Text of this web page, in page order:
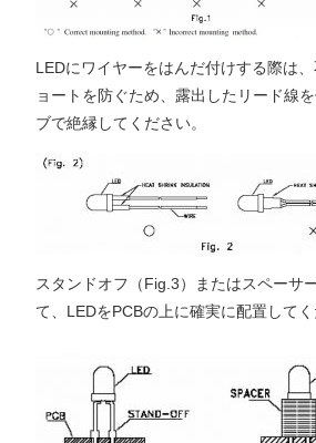
LEDにワイヤーをはんだ付けする際は
ョートを防ぐため、露出したリード線
ブで絶縁してください。
スタンドオフ（Fig.3）またはスペーサ
て、LEDをPCBの上に確実に配置してく